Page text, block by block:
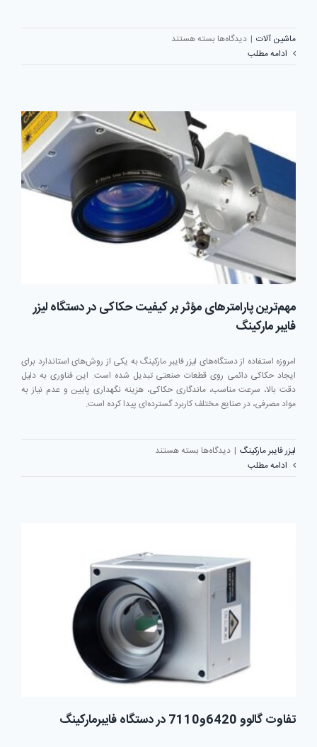
ماشین آلات | دیدگاه‌ها برای
کیفیت
افزایش
دهیم؟
بسته هستند
ادامه مطلب
مهم‌ترین پارامترهای مؤثر بر کیفیت حکاکی در دستگاه لیزر
فایبر مارکینگ
امروزه استفاده از دستگاه‌های لیزر فایبر مارکینگ به یکی از روش‌های استاندارد برای
ایجاد حکاکی دائمی روی قطعات صنعتی تبدیل شده است. این فناوری به دلیل
دقت بالا، سرعت مناسب، ماندگاری حکاکی، هزینه نگهداری پایین و عدم نیاز به
مواد مصرفی، در صنایع مختلف کاربرد گسترده‌ای پیدا کرده است.
لیزر فایبر مارکینگ | دیدگاه‌ها برای
پارامترهای
دستگاه
لیزر
مارکینگ
بسته هستند
ادامه مطلب
تفاوت گالوو 6420و7110 در دستگاه فایبرمارکینگ